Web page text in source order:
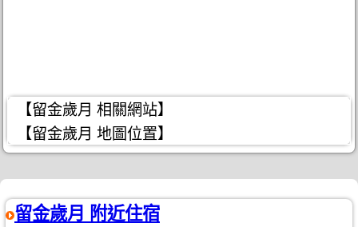
【留金歲月 相關網站】
【留金歲月 地圖位置】
留金歲月 附近住宿